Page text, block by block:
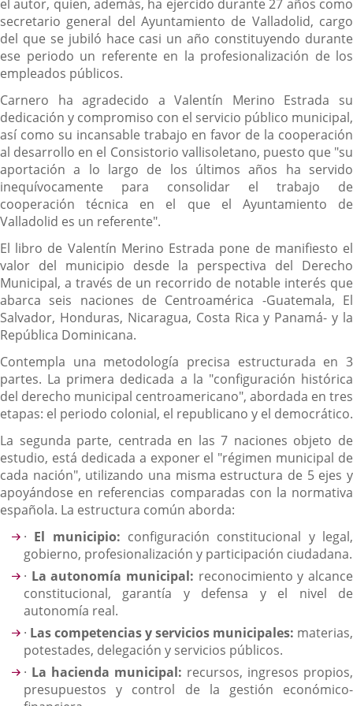
el autor, quien, además, ha ejercido durante 27 años como
secretario general del Ayuntamiento de Valladolid, cargo
del que se jubiló hace casi un año constituyendo durante
ese periodo un referente en la profesionalización de los
empleados públicos.
Carnero ha agradecido a Valentín Merino Estrada su
dedicación y compromiso con el servicio público municipal,
así como su incansable trabajo en favor de la cooperación
al desarrollo en el Consistorio vallisoletano, puesto que "su
aportación a lo largo de los últimos años ha servido
inequívocamente para consolidar el trabajo de
cooperación técnica en el que el Ayuntamiento de
Valladolid es un referente".
El libro de Valentín Merino Estrada pone de manifiesto el
valor del municipio desde la perspectiva del Derecho
Municipal, a través de un recorrido de notable interés que
abarca seis naciones de Centroamérica -Guatemala, El
Salvador, Honduras, Nicaragua, Costa Rica y Panamá- y la
República Dominicana.
Contempla una metodología precisa estructurada en 3
partes. La primera dedicada a la "configuración histórica
del derecho municipal centroamericano", abordada en tres
etapas: el periodo colonial, el republicano y el democrático.
La segunda parte, centrada en las 7 naciones objeto de
estudio, está dedicada a exponer el "régimen municipal de
cada nación", utilizando una misma estructura de 5 ejes y
apoyándose en referencias comparadas con la normativa
española. La estructura común aborda:
· El municipio: configuración constitucional y legal,
gobierno, profesionalización y participación ciudadana.
· La autonomía municipal: reconocimiento y alcance
constitucional, garantía y defensa y el nivel de
autonomía real.
· Las competencias y servicios municipales: materias,
potestades, delegación y servicios públicos.
· La hacienda municipal: recursos, ingresos propios,
presupuestos y control de la gestión económico-